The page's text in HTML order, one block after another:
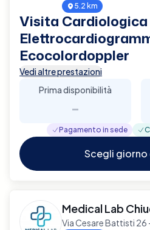
5.2 km
Visita Cardiologica
Ecocolordoppler
Vedi altre prestazioni
Prima disponibilità
-
Pagamento in sede
Scegli giorno
Medical Lab
Via Cesare Battisti